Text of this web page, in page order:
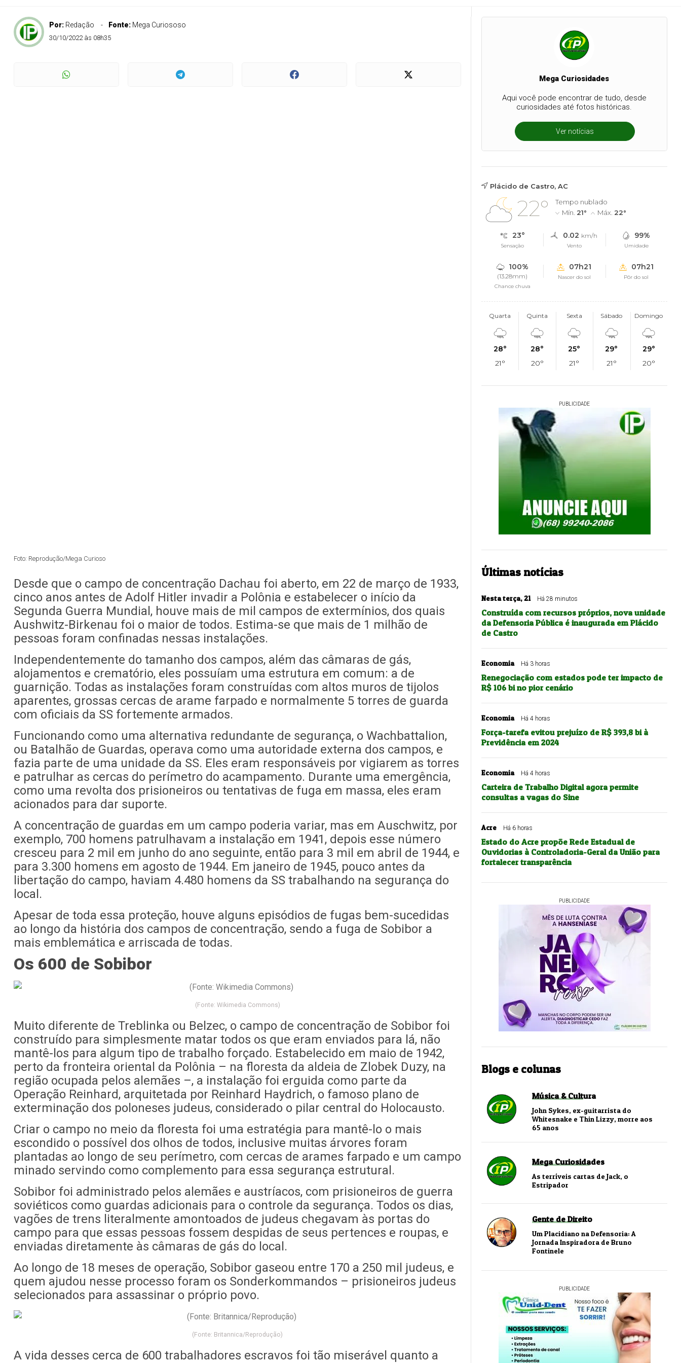
Por: Redação Fonte: Mega Curiososo
30/10/2022 às 08h35
Foto: Reprodução/Mega Curioso
Desde que o campo de concentração Dachau foi aberto, em 22 de março de 1933,
cinco anos antes de Adolf Hitler invadir a Polônia e estabelecer o início da
Segunda Guerra Mundial, houve mais de mil campos de extermínios, dos quais
Aushwitz-Birkenau foi o maior de todos. Estima-se que mais de 1 milhão de
pessoas foram confinadas nessas instalações.
Independentemente do tamanho dos campos, além das câmaras de gás,
alojamentos e crematório, eles possuíam uma estrutura em comum: a de
guarnição. Todas as instalações foram construídas com altos muros de tijolos
aparentes, grossas cercas de arame farpado e normalmente 5 torres de guarda
com oficiais da SS fortemente armados.
Funcionando como uma alternativa redundante de segurança, o Wachbattalion,
ou Batalhão de Guardas, operava como uma autoridade externa dos campos, e
fazia parte de uma unidade da SS. Eles eram responsáveis por vigiarem as torres
e patrulhar as cercas do perímetro do acampamento. Durante uma emergência,
como uma revolta dos prisioneiros ou tentativas de fuga em massa, eles eram
acionados para dar suporte.
A concentração de guardas em um campo poderia variar, mas em Auschwitz, por
exemplo, 700 homens patrulhavam a instalação em 1941, depois esse número
cresceu para 2 mil em junho do ano seguinte, então para 3 mil em abril de 1944, e
para 3.300 homens em agosto de 1944. Em janeiro de 1945, pouco antes da
libertação do campo, haviam 4.480 homens da SS trabalhando na segurança do
local.
Apesar de toda essa proteção, houve alguns episódios de fugas bem-sucedidas
ao longo da história dos campos de concentração, sendo a fuga de Sobibor a
mais emblemática e arriscada de todas.
Os 600 de Sobibor
(Fonte: Wikimedia Commons)
Muito diferente de Treblinka ou Belzec, o campo de concentração de Sobibor foi
construído para simplesmente matar todos os que eram enviados para lá, não
mantê-los para algum tipo de trabalho forçado. Estabelecido em maio de 1942,
perto da fronteira oriental da Polônia – na floresta da aldeia de Zlobek Duzy, na
região ocupada pelos alemães –, a instalação foi erguida como parte da
Operação Reinhard, arquitetada por Reinhard Haydrich, o famoso plano de
exterminação dos poloneses judeus, considerado o pilar central do Holocausto.
Criar o campo no meio da floresta foi uma estratégia para mantê-lo o mais
escondido o possível dos olhos de todos, inclusive muitas árvores foram
plantadas ao longo de seu perímetro, com cercas de arames farpado e um campo
minado servindo como complemento para essa segurança estrutural.
Sobibor foi administrado pelos alemães e austríacos, com prisioneiros de guerra
soviéticos como guardas adicionais para o controle da segurança. Todos os dias,
vagões de trens literalmente amontoados de judeus chegavam às portas do
campo para que essas pessoas fossem despidas de seus pertences e roupas, e
enviadas diretamente às câmaras de gás do local.
Ao longo de 18 meses de operação, Sobibor gaseou entre 170 a 250 mil judeus, e
quem ajudou nesse processo foram os Sonderkommandos – prisioneiros judeus
selecionados para assassinar o próprio povo.
(Fonte: Britannica/Reprodução)
A vida desses cerca de 600 trabalhadores escravos foi tão miserável quanto a
Mega Curiosidades
Aqui você pode encontrar de tudo, desde
curiosidades até fotos históricas.
Ver notícias
Plácido de Castro, AC
22°
Tempo nublado
Mín. 21° Máx. 22°
23°
Sensação
0.02 km/h
Vento
99%
Umidade
100%
(13.28mm)
Chance chuva
07h21
Nascer do sol
07h21
Pôr do sol
Quarta
28°
21°
Quinta
28°
20°
Sexta
25°
21°
Sábado
29°
21°
Domingo
29°
20°
PUBLICIDADE
Últimas notícias
Nesta terça, 21 Há 28 minutos
Construída com recursos próprios, nova unidade
da Defensoria Pública é inaugurada em Plácido
de Castro
Economia Há 3 horas
Renegociação com estados pode ter impacto de
R$ 106 bi no pior cenário
Economia Há 4 horas
Força-tarefa evitou prejuízo de R$ 393,8 bi à
Previdência em 2024
Economia Há 4 horas
Carteira de Trabalho Digital agora permite
consultas a vagas do Sine
Acre Há 6 horas
Estado do Acre propõe Rede Estadual de
Ouvidorias à Controladoria-Geral da União para
fortalecer transparência
PUBLICIDADE
Blogs e colunas
Música & Cultura
John Sykes, ex-guitarrista do
Whitesnake e Thin Lizzy, morre aos
65 anos
Mega Curiosidades
As terríveis cartas de Jack, o
Estripador
Gente de Direito
Um Placidiano na Defensoria: A
Jornada Inspiradora de Bruno
Fontinele
PUBLICIDADE